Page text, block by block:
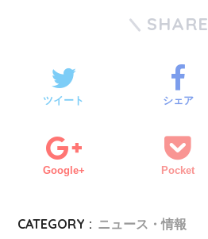
SHARE
ツイート シェア
Google+ Pocket
CATEGORY : ニュース・情報